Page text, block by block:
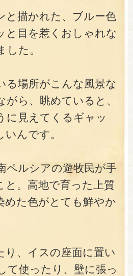
と描かれた、ブルー色
と目を惹くおしゃれな
た。
る場所がこんな風景な
ら、眺めていると、
に見えてくるギャッ
んです。
ペルシアの遊牧民が手
と。高地で育った上質
めた色がとても鮮やか
り、イスの座面に置い
て使ったり、壁に張っ